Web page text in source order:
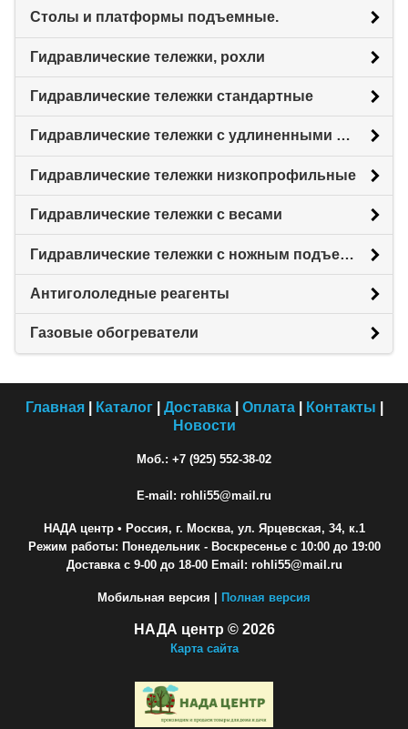
Столы и платформы подъемные.
Гидравлические тележки, рохли
Гидравлические тележки стандартные
Гидравлические тележки с удлиненными вилами
Гидравлические тележки низкопрофильные
Гидравлические тележки с весами
Гидравлические тележки с ножным подъемом
Антигололедные реагенты
Газовые обогреватели
Главная| Каталог| Доставка| Оплата| Контакты
Новости
Моб.: +7 (925) 552-38-02
E-mail: rohli55@mail.ru
НАДА центр• Россия, г. Москва, ул. Ярцевская, 34, к.1
Режим работы: Понедельник - Воскресенье с 10:00 до 19:00
Доставка с 9-00 до 18-00 Email: rohli55@mail.ru
Мобильная версия | Полная версия
НАДА центр © 2026
Карта сайта